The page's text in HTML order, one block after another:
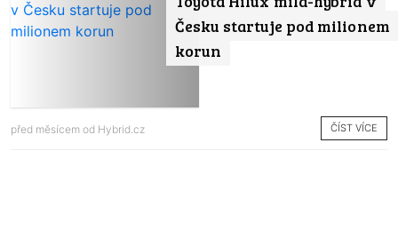
Česku startuje pod milionem
korun
před měsícem od Hybrid.cz ČÍST VÍCE